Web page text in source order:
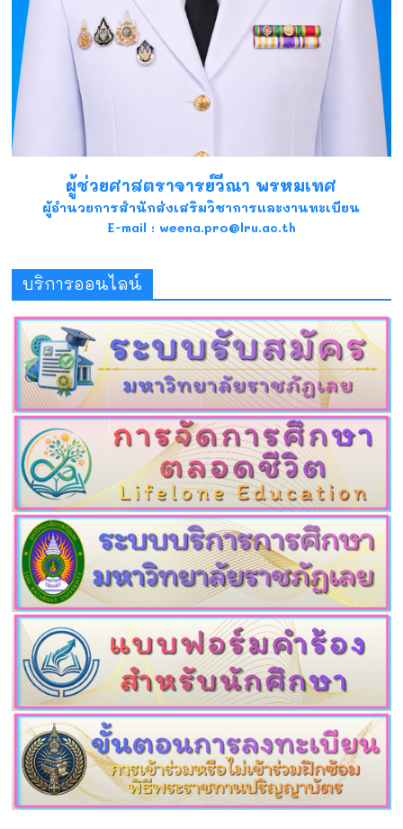
ผู้ช่วยศาสตราจารย์วีณา พรหมเทศ
ผู้อำนวยการสำนักส่งเสริมวิชาการและงานทะเบียน
E-mail : weena.pro@lru.ac.th
บริการออนไลน์